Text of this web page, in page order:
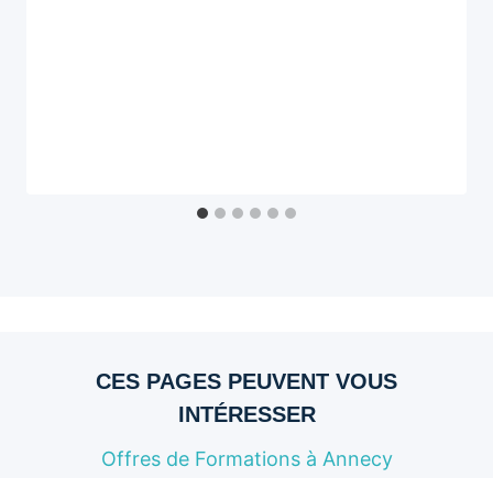
CES PAGES PEUVENT VOUS
INTÉRESSER
Offres de Formations à Annecy